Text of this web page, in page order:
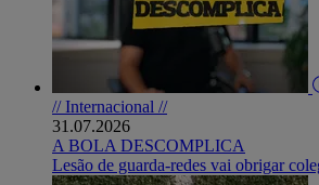
// Internacional //
31.07.2026
A BOLA DESCOMPLICA
Lesão de guarda-redes vai obrigar